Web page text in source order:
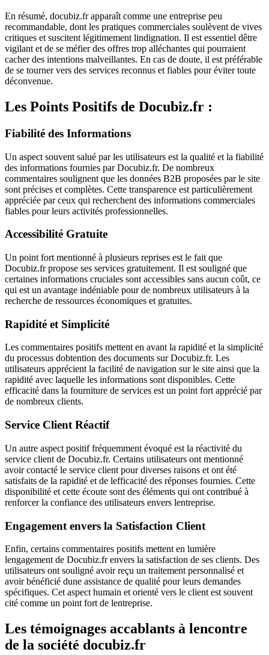
En résumé, docubiz.fr apparaît comme une entreprise peu
recommandable, dont les pratiques commerciales soulèvent de vives
critiques et suscitent légitimement lindignation. Il est essentiel dêtre
vigilant et de se méfier des offres trop alléchantes qui pourraient
cacher des intentions malveillantes. En cas de doute, il est préférable
de se tourner vers des services reconnus et fiables pour éviter toute
déconvenue.
Les Points Positifs de Docubiz.fr :
Fiabilité des Informations
Un aspect souvent salué par les utilisateurs est la qualité et la fiabilité
des informations fournies par Docubiz.fr. De nombreux
commentaires soulignent que les données B2B proposées par le site
sont précises et complètes. Cette transparence est particulièrement
appréciée par ceux qui recherchent des informations commerciales
fiables pour leurs activités professionnelles.
Accessibilité Gratuite
Un point fort mentionné à plusieurs reprises est le fait que
Docubiz.fr propose ses services gratuitement. Il est souligné que
certaines informations cruciales sont accessibles sans aucun coût, ce
qui est un avantage indéniable pour de nombreux utilisateurs à la
recherche de ressources économiques et gratuites.
Rapidité et Simplicité
Les commentaires positifs mettent en avant la rapidité et la simplicité
du processus dobtention des documents sur Docubiz.fr. Les
utilisateurs apprécient la facilité de navigation sur le site ainsi que la
rapidité avec laquelle les informations sont disponibles. Cette
efficacité dans la fourniture de services est un point fort apprécié par
de nombreux clients.
Service Client Réactif
Un autre aspect positif fréquemment évoqué est la réactivité du
service client de Docubiz.fr. Certains utilisateurs ont mentionné
avoir contacté le service client pour diverses raisons et ont été
satisfaits de la rapidité et de lefficacité des réponses fournies. Cette
disponibilité et cette écoute sont des éléments qui ont contribué à
renforcer la confiance des utilisateurs envers lentreprise.
Engagement envers la Satisfaction Client
Enfin, certains commentaires positifs mettent en lumière
lengagement de Docubiz.fr envers la satisfaction de ses clients. Des
utilisateurs ont souligné avoir reçu un traitement personnalisé et
avoir bénéficié dune assistance de qualité pour leurs demandes
spécifiques. Cet aspect humain et orienté vers le client est souvent
cité comme un point fort de lentreprise.
Les témoignages accablants à lencontre
de la société docubiz.fr